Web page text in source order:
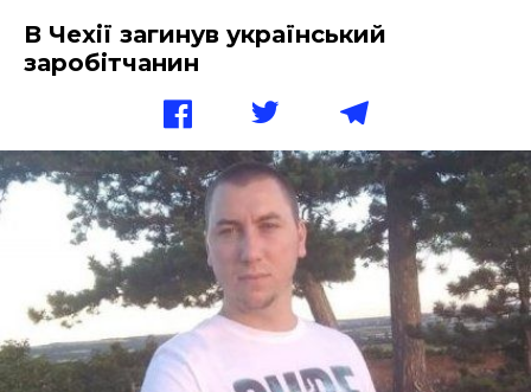
В Чехії загинув український
заробітчанин